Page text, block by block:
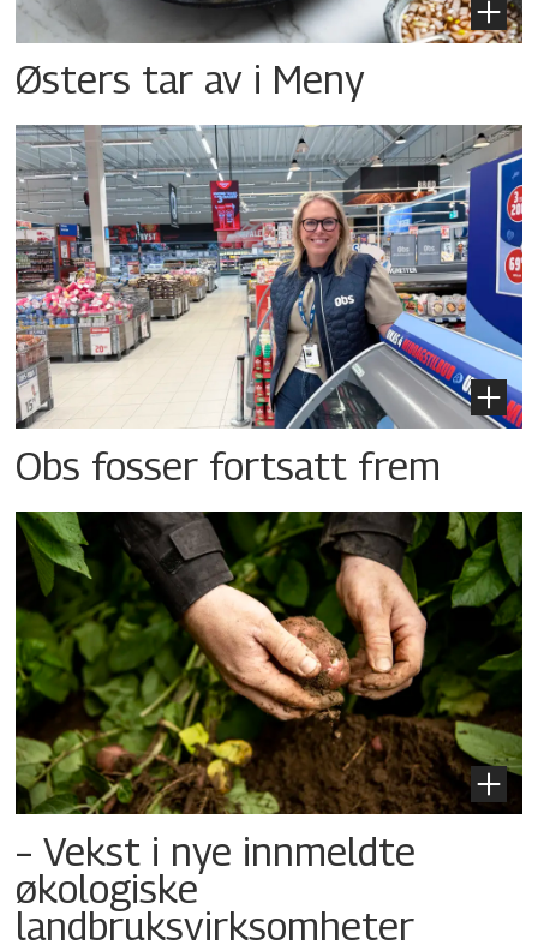
Østers tar av i Meny
Obs fosser fortsatt frem
– Vekst i nye innmeldte
økologiske
landbruksvirksomheter